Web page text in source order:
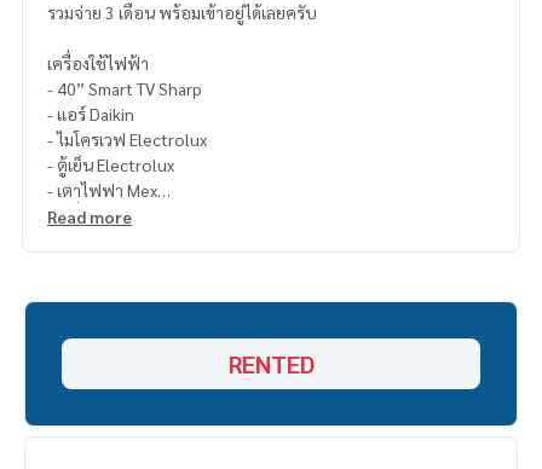
รวมจ่าย 3 เดือน พร้อมเข้าอยู่ได้เลยครับ
เครื่องใช้ไฟฟ้า
- 40” Smart TV Sharp
- แอร์ Daikin
- ไมโครเวฟ Electrolux
- ตู้เย็น Electrolux
- เตาไฟฟา Mex
- เครื่องดูดอากาศ Mex
- ครัว Built-in
- ตู้รองเท้า
Read more
RENTED